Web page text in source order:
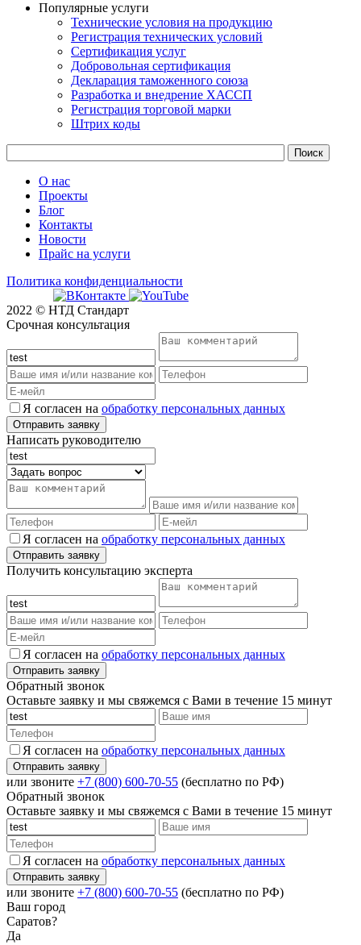
Популярные услуги
Технические условия на продукцию
Регистрация технических условий
Сертификация услуг
Добровольная сертификация
Декларация таможенного союза
Разработка и внедрение ХАССП
Регистрация торговой марки
Штрих коды
О нас
Проекты
Блог
Контакты
Новости
Прайс на услуги
Политика конфиденциальности
2022 © НТД Стандарт
Срочная консультация
Я согласен на обработку персональных данных
Написать руководителю
Я согласен на обработку персональных данных
Получить консультацию эксперта
Я согласен на обработку персональных данных
Обратный звонок
Оставьте заявку и мы свяжемся с Вами в течение 15 минут
Я согласен на обработку персональных данных
или звоните +7 (800) 600-70-55 (бесплатно по РФ)
Обратный звонок
Оставьте заявку и мы свяжемся с Вами в течение 15 минут
Я согласен на обработку персональных данных
или звоните +7 (800) 600-70-55 (бесплатно по РФ)
Ваш город
Саратов?
Да